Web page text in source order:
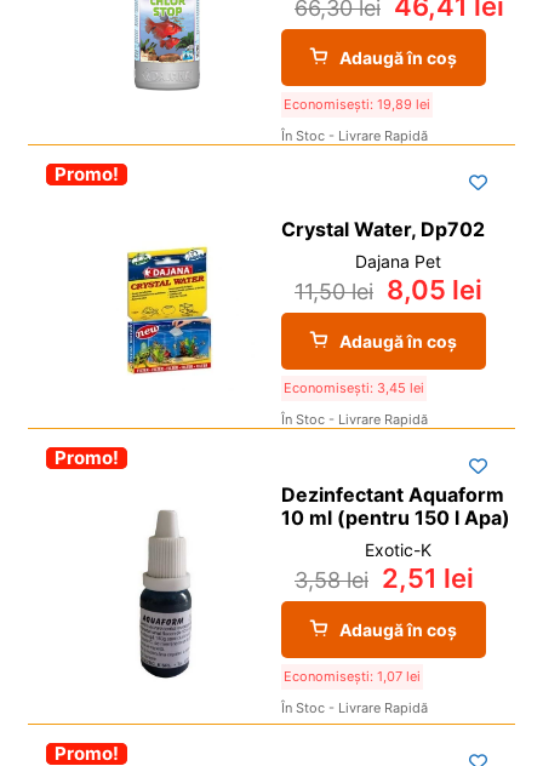
66,30lei
Adaugă în coș
Economisești: 19,89 lei
În Stoc - Livrare Rapidă
-30%
Promo!
Crystal Water, Dp702
Dajana Pet
11,50lei 8,05 lei
Adaugă în coș
Economisești: 3,45 lei
În Stoc - Livrare Rapidă
-30%
Promo!
Dezinfectant Aquaform
10 ml (pentru 150 l Apa)
Exotic-K
3,58lei 2,51 lei
Adaugă în coș
Economisești: 1,07 lei
În Stoc - Livrare Rapidă
-30%
Promo!